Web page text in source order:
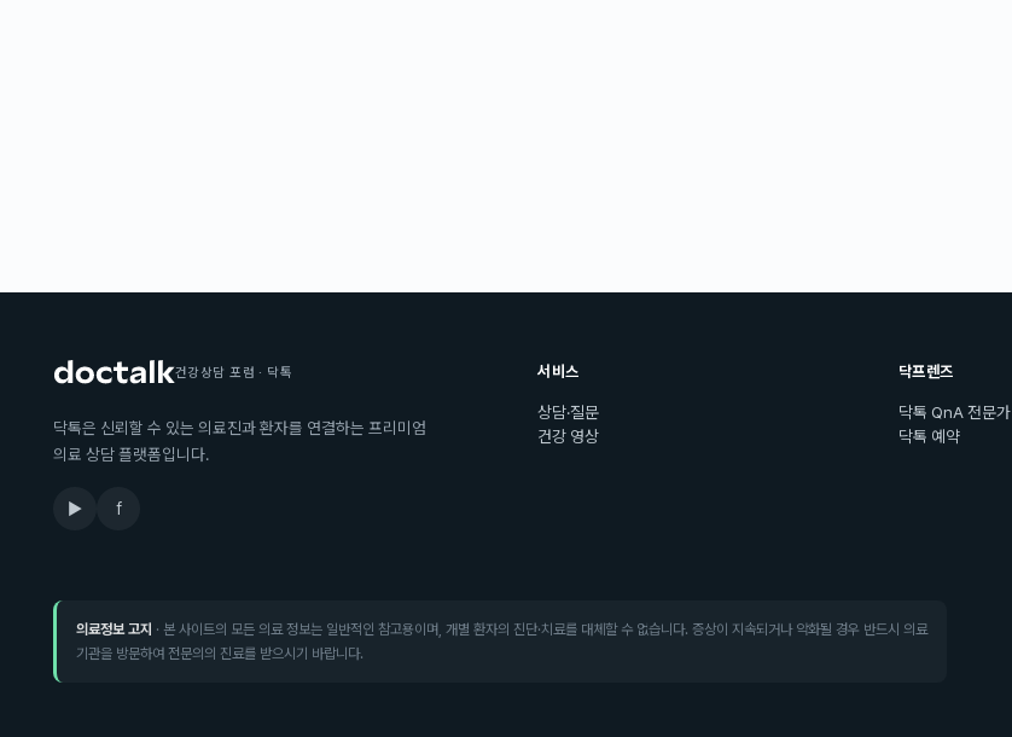
건강상담 포럼 · 닥톡
닥톡은 신뢰할 수 있는 의료진과 환자를 연결하는 프리미엄
의료 상담 플랫폼입니다.
▶ f
서비스
상담·질문
건강 영상
닥프렌즈
닥톡 QnA 전문가
닥톡 예약
의료정보 고지 · 본 사이트의 모든 의료 정보는 일반적인 참고용이며, 개별 환자의 진단·치료를 대체할 수 없습니다. 증상이 지속되거나 악화될 경우 반드시 의료
기관을 방문하여 전문의의 진료를 받으시기 바랍니다.